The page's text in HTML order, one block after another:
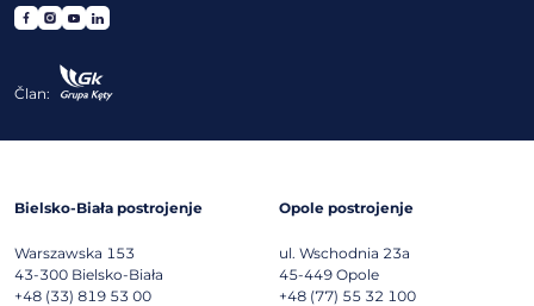
Član:
Bielsko-Biała postrojenje
Warszawska 153
43-300 Bielsko-Biała
+48 (33) 819 53 00
Opole postrojenje
ul. Wschodnia 23a
45-449 Opole
+48 (77) 55 32 100